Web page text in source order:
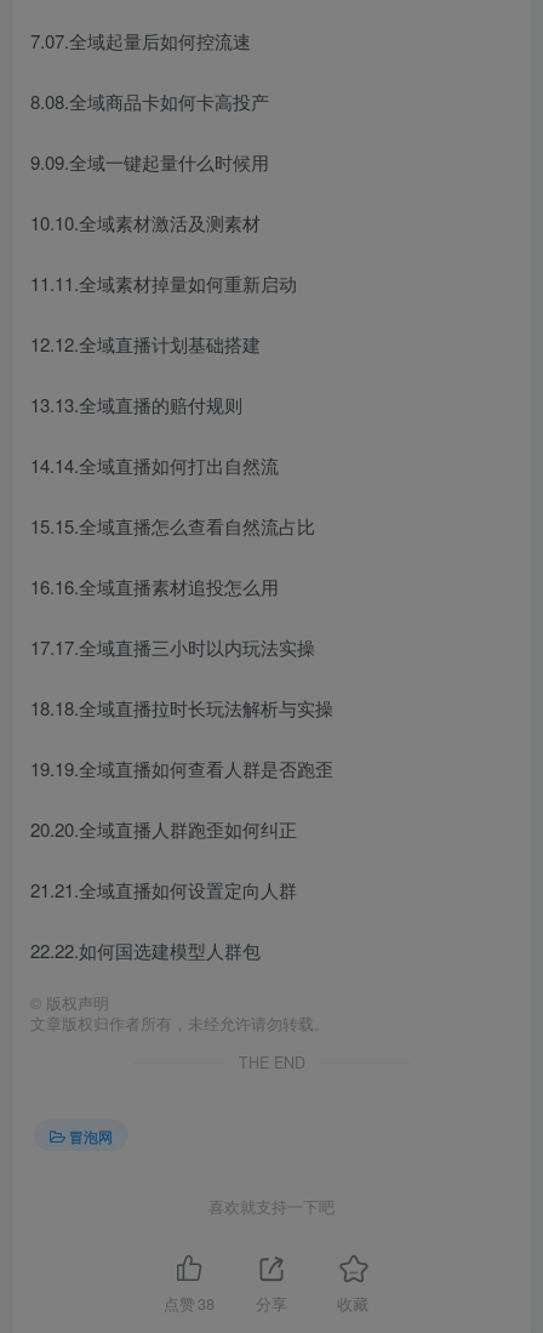
7.07.全域起量后如何控流速
8.08.全域商品卡如何卡高投产
9.09.全域一键起量什么时候用
10.10.全域素材激活及测素材
11.11.全域素材掉量如何重新启动
12.12.全域直播计划基础搭建
13.13.全域直播的赔付规则
14.14.全域直播如何打出自然流
15.15.全域直播怎么查看自然流占比
16.16.全域直播素材追投怎么用
17.17.全域直播三小时以内玩法实操
18.18.全域直播拉时长玩法解析与实操
19.19.全域直播如何查看人群是否跑歪
20.20.全域直播人群跑歪如何纠正
21.21.全域直播如何设置定向人群
22.22.如何国选建模型人群包
© 版权声明
文章版权归作者所有，未经允许请勿转载。
THE END
冒泡网
喜欢就支持一下吧
点赞 38 分享 收藏